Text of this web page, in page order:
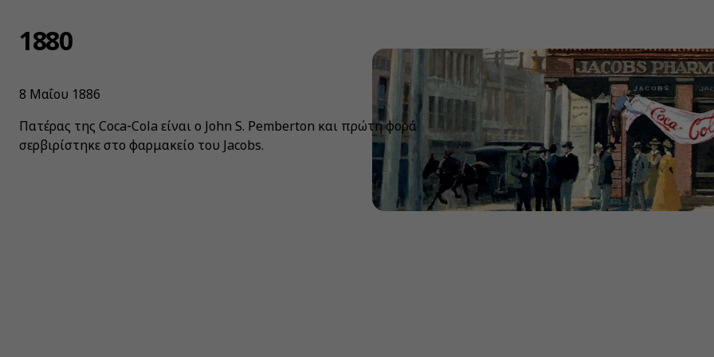
1880
8 Μαΐου 1886
Πατέρας της Coca‑Cola είναι ο John S. Pemberton και πρώτη φορά
σερβιρίστηκε στο φαρμακείο του Jacobs.